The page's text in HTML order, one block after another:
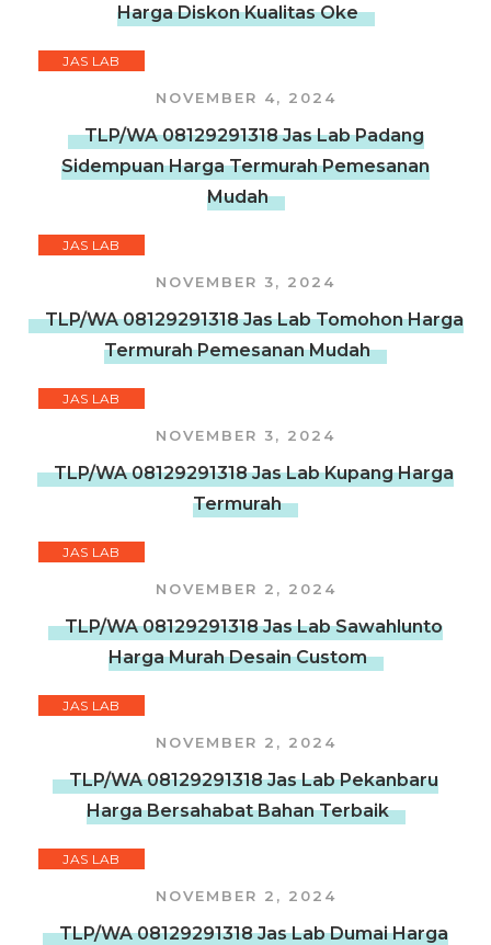
Harga Diskon Kualitas Oke
JAS LAB
NOVEMBER 4, 2024
TLP/WA 08129291318 Jas Lab Padang
Sidempuan Harga Termurah Pemesanan
Mudah
JAS LAB
NOVEMBER 3, 2024
TLP/WA 08129291318 Jas Lab Tomohon Harga
Termurah Pemesanan Mudah
JAS LAB
NOVEMBER 3, 2024
TLP/WA 08129291318 Jas Lab Kupang Harga
Termurah
JAS LAB
NOVEMBER 2, 2024
TLP/WA 08129291318 Jas Lab Sawahlunto
Harga Murah Desain Custom
JAS LAB
NOVEMBER 2, 2024
TLP/WA 08129291318 Jas Lab Pekanbaru
Harga Bersahabat Bahan Terbaik
JAS LAB
NOVEMBER 2, 2024
TLP/WA 08129291318 Jas Lab Dumai Harga